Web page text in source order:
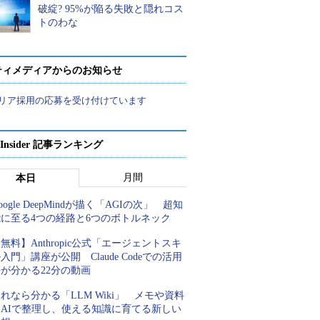
破綻? 95%が陥る失敗と隠れコス
トのわな
メディアからのお知らせ
ア採用の応募を受け付けています
記事ランキング
本日 月間
DeepMindが描く「AGIの次」 超知
至る4つの経路と6つのボトルネック
料】Anthropic公式「エージェントスキ
門」講座が公開 Claude Codeでの活用
分かる22分の動画
なら分かる「LLM Wiki」 メモや資料
で整理し、使える知識に育てる新しい